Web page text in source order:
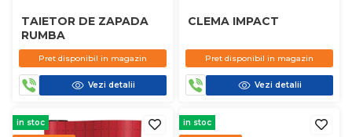
TAIETOR DE ZAPADA
RUMBA
Pret disponibil in magazin
Vezi detalii
CLEMA IMPACT
Pret disponibil in magazin
Vezi detalii
in stoc in stoc